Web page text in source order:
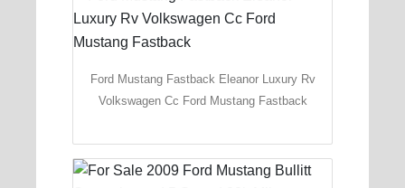
Ford Mustang Fastback Eleanor Luxury Rv
Volkswagen Cc Ford Mustang Fastback